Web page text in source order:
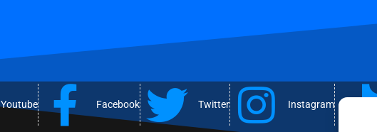
Youtube Facebook Twitter Instagram